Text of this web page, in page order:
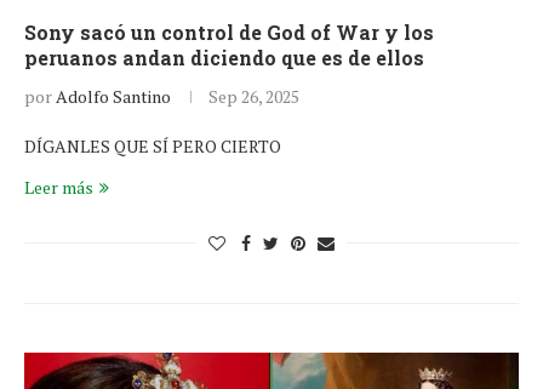
Sony sacó un control de God of War y los
peruanos andan diciendo que es de ellos
porAdolfo Santino Sep 26, 2025
DÍGANLES QUE SÍ PERO CIERTO
Leer más